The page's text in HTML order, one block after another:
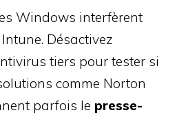
Windows interfèrent
Désactivez
tiers pour tester si
comme Norton
parfois le presse-